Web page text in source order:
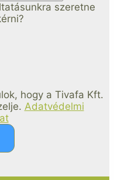
szeretne
hogy a Tivafa Kft.
Adatvédelmi